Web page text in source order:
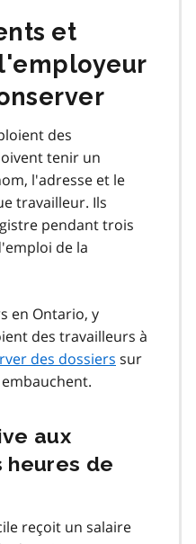
et
des
tenir un
l'adresse et le
travailleur. Ils
pendant trois
de la
en Ontario, y
des travailleurs à
des dossiers sur
aux
heures de
reçoit un salaire